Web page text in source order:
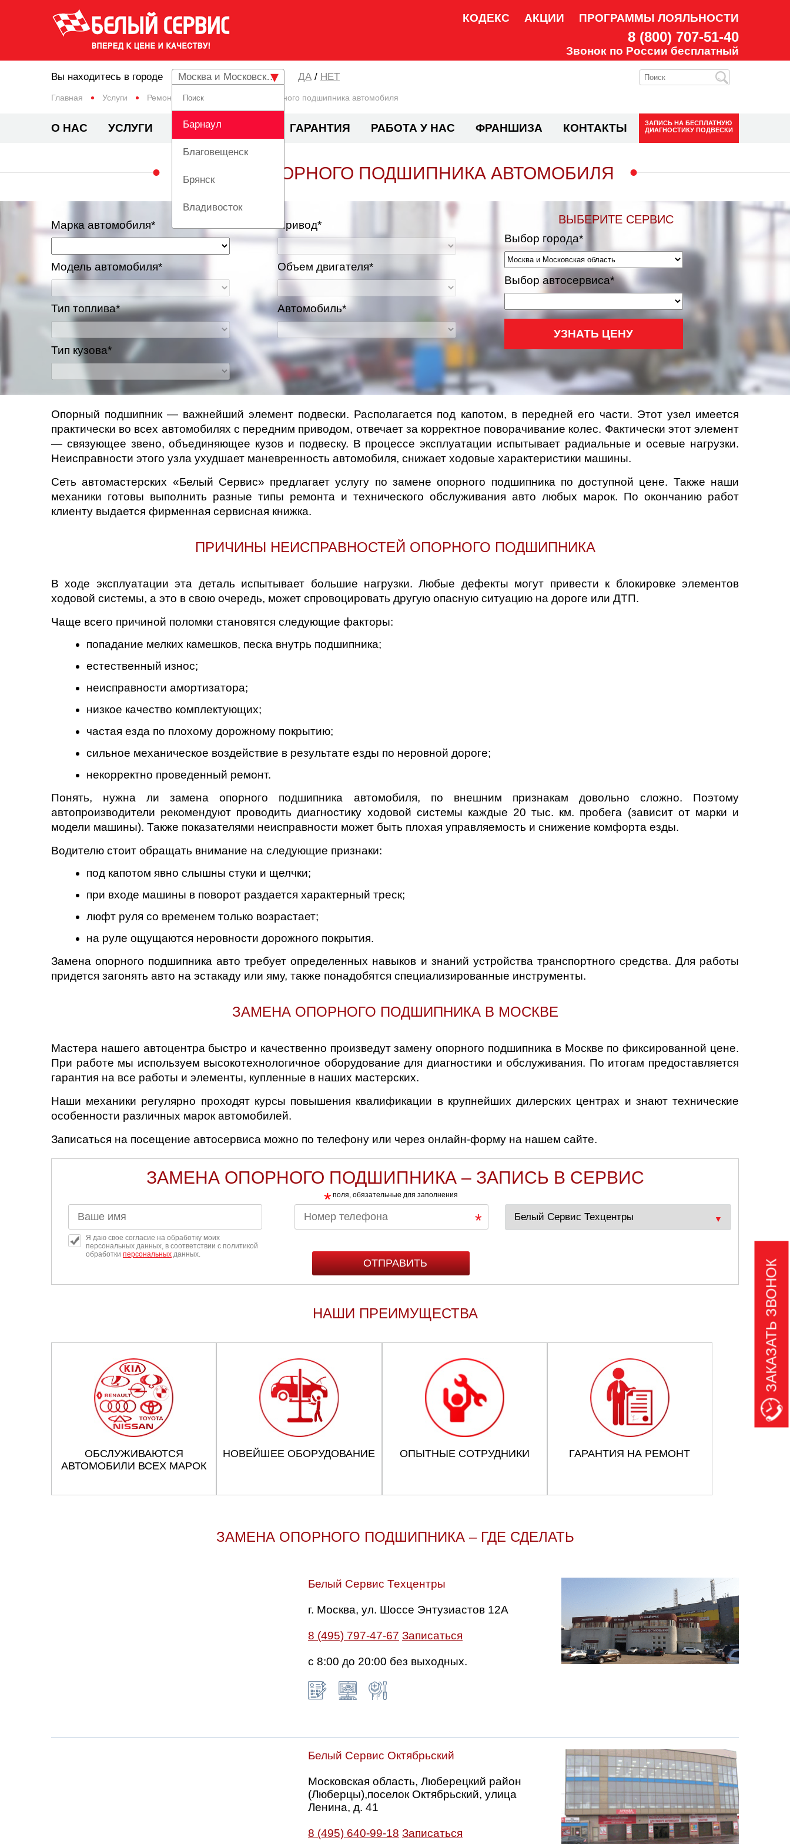
КОДЕКС АКЦИИ ПРОГРАММЫ ЛОЯЛЬНОСТИ
8 (800) 707-51-40
Звонок по России бесплатный
Главная Услуги Ремонт подвески Замена опорного подшипника автомобиля
Вы находитесь в городе Москва и Московская область
Барнаул
Благовещенск
Брянск
Владивосток
Вологда
Красноярск
Москва и Московская область
Муравленко
Мурманск
Нижневартовск
Одинцово
Орёл
Оренбург
Петрозаводск
Ростов-на-Дону
Самара
Саратов
Сочи
Сургут
Тюмень
Челябинск
Ярославль
/ НЕТ
О НАС УСЛУГИ ЦЕНЫ ГАРАНТИЯ РАБОТА У НАС ФРАНШИЗА КОНТАКТЫ ЗАПИСЬ НА БЕСПЛАТНУЮ
ДИАГНОСТИКУ ПОДВЕСКИ
ЗАМЕНА ОПОРНОГО ПОДШИПНИКА АВТОМОБИЛЯ
Марка автомобиля*
Модель автомобиля*
Тип топлива*
Тип кузова*
Привод*
Объем двигателя*
Автомобиль*
ВЫБЕРИТЕ СЕРВИС
Выбор города*
Выбор автосервиса*
УЗНАТЬ ЦЕНУ
Опорный подшипник — важнейший элемент подвески. Располагается под капотом, в передней его части. Этот узел имеется
практически во всех автомобилях с передним приводом, отвечает за корректное поворачивание колес. Фактически этот элемент
— связующее звено, объединяющее кузов и подвеску. В процессе эксплуатации испытывает радиальные и осевые нагрузки.
Неисправности этого узла ухудшает маневренность автомобиля, снижает ходовые характеристики машины.
Сеть автомастерских «Белый Сервис» предлагает услугу по замене опорного подшипника по доступной цене. Также наши
механики готовы выполнить разные типы ремонта и технического обслуживания авто любых марок. По окончанию работ
клиенту выдается фирменная сервисная книжка.
ПРИЧИНЫ НЕИСПРАВНОСТЕЙ ОПОРНОГО ПОДШИПНИКА
В ходе эксплуатации эта деталь испытывает большие нагрузки. Любые дефекты могут привести к блокировке элементов
ходовой системы, а это в свою очередь, может спровоцировать другую опасную ситуацию на дороге или ДТП.
Чаще всего причиной поломки становятся следующие факторы:
попадание мелких камешков, песка внутрь подшипника;
естественный износ;
неисправности амортизатора;
низкое качество комплектующих;
частая езда по плохому дорожному покрытию;
сильное механическое воздействие в результате езды по неровной дороге;
некорректно проведенный ремонт.
Понять, нужна ли замена опорного подшипника автомобиля, по внешним признакам довольно сложно. Поэтому
автопроизводители рекомендуют проводить диагностику ходовой системы каждые 20 тыс. км. пробега (зависит от марки и
модели машины). Также показателями неисправности может быть плохая управляемость и снижение комфорта езды.
Водителю стоит обращать внимание на следующие признаки:
под капотом явно слышны стуки и щелчки;
при входе машины в поворот раздается характерный треск;
люфт руля со временем только возрастает;
на руле ощущаются неровности дорожного покрытия.
Замена опорного подшипника авто требует определенных навыков и знаний устройства транспортного средства. Для работы
придется загонять авто на эстакаду или яму, также понадобятся специализированные инструменты.
ЗАМЕНА ОПОРНОГО ПОДШИПНИКА В МОСКВЕ
Мастера нашего автоцентра быстро и качественно произведут замену опорного подшипника в Москве по фиксированной цене.
При работе мы используем высокотехнологичное оборудование для диагностики и обслуживания. По итогам предоставляется
гарантия на все работы и элементы, купленные в наших мастерских.
Наши механики регулярно проходят курсы повышения квалификации в крупнейших дилерских центрах и знают технические
особенности различных марок автомобилей.
Записаться на посещение автосервиса можно по телефону или через онлайн-форму на нашем сайте.
ЗАМЕНА ОПОРНОГО ПОДШИПНИКА – ЗАПИСЬ В СЕРВИС
* поля, обязательные для заполнения
Я даю свое согласие на обработку моих
персональных данных, в соответствии с политикой
обработки персональных данных.
НАШИ ПРЕИМУЩЕСТВА
ОБСЛУЖИВАЮТСЯ
АВТОМОБИЛИ ВСЕХ МАРОК
НОВЕЙШЕЕ ОБОРУДОВАНИЕ ОПЫТНЫЕ СОТРУДНИКИ ГАРАНТИЯ НА РЕМОНТ
ЗАМЕНА ОПОРНОГО ПОДШИПНИКА – ГДЕ СДЕЛАТЬ
Белый Сервис Техцентры
г. Москва, ул. Шоссе Энтузиастов 12А
8 (495) 797-47-67 Записаться
с 8:00 до 20:00 без выходных.
Белый Сервис Октябрьский
Московская область, Люберецкий район
(Люберцы),поселок Октябрьский, улица
Ленина, д. 41
8 (495) 640-99-18 Записаться
ЗАКАЗАТЬ ЗВОНОК